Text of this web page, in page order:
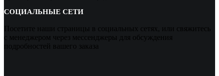
СОЦИАЛЬНЫЕ СЕТИ
Посетите наши страницы в социальных сетях, или свяжитесь
с менеджером через мессенджеры для обсуждения
подробностей вашего заказа